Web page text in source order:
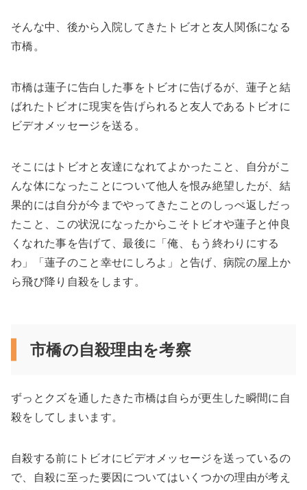
そんな中、後から入院してきたトビオと友人関係になる
市橋。
市橋は蓮子に告白した事をトビオに告げるが、蓮子と結
ばれたトビオに現実を告げられると友人であるトビオに
ビデオメッセージを送る。
そこにはトビオと友達になれてよかったこと、自分がこ
んな体になったことについて他人を恨み絶望したが、結
果的には自分が今までやってきたことのしっぺ返しだっ
たこと、この状況になったからこそトビオや蓮子と仲良
くなれた事を告げて、最後に「俺、もう終わりにする
わ」「蓮子のこと幸せにしろよ」と告げ、病院の屋上か
ら飛び降り自殺をします。
市橋の自殺理由を考察
ずっとクズを通したきた市橋は自らが更生した瞬間に自
殺をしてしまいます。
自殺する前にトビオにビデオメッセージを送っているの
で、自殺に至った要因についてはいくつかの理由が考え